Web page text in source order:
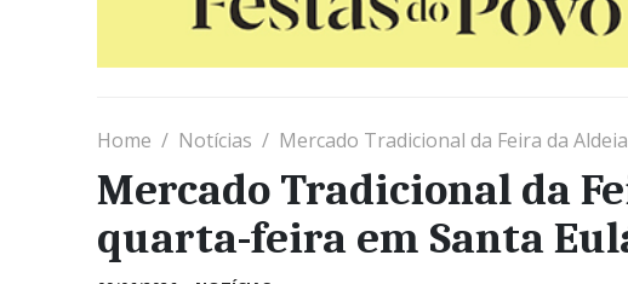
Home Notícias Mercado Tradicional da Feira da
Mercado Tradicional da
quarta-feira em Santa